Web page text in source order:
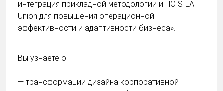
интеграция прикладной методологии и ПО SILA
Union для повышения операционной
эффективности и адаптивности бизнеса».
Вы узнаете о:
— трансформации дизайна корпоративной